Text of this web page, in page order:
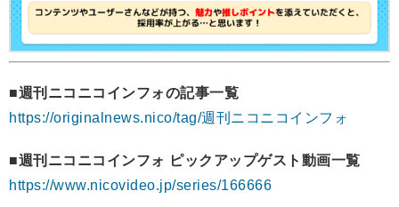
■週刊ニコニコインフォの記事一覧
https://originalnews.nico/tag/週刊ニコニコインフォ
■週刊ニコニコインフォ ピックアップゲスト動画一覧
https://www.nicovideo.jp/series/166666